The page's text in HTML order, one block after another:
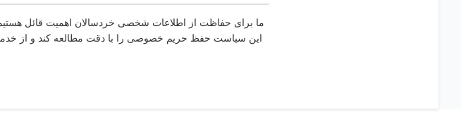
ما برای حفاظت از اطلاعات شخصی خردسالان اهمیت قائل
این سیاست حفظ حریم خصوصی را با دقت مطالعه کند و از